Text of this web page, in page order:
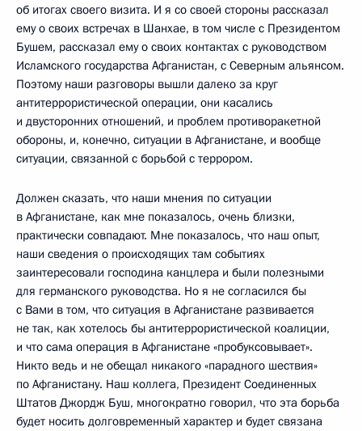
об итогах своего визита. И я со своей стороны рассказал
ему о своих встречах в Шанхае, в том числе с Президентом
Бушем, рассказал ему о своих контактах с руководством
Исламского государства Афганистан, с Северным альянсом.
Поэтому наши разговоры вышли далеко за круг
антитеррористической операции, они касались
и двусторонних отношений, и проблем противоракетной
обороны, и, конечно, ситуации в Афганистане, и вообще
ситуации, связанной с борьбой с террором.
Должен сказать, что наши мнения по ситуации
в Афганистане, как мне показалось, очень близки,
практически совпадают. Мне показалось, что наш опыт,
наши сведения о происходящих там событиях
заинтересовали господина канцлера и были полезными
для германского руководства. Но я не согласился бы
с Вами в том, что ситуация в Афганистане развивается
не так, как хотелось бы антитеррористической коалиции,
и что сама операция в Афганистане «пробуксовывает».
Никто ведь и не обещал никакого «парадного шествия»
по Афганистану. Наш коллега, Президент Соединенных
Штатов Джордж Буш, многократно говорил, что эта борьба
будет носить долговременный характер и будет связана